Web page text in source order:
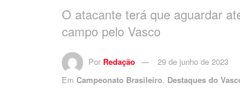
O atacante terá que aguardar
campo pelo Vasco
Por Redação
29 de junho de 2023
Em Campeonato Brasileiro, Destaques do